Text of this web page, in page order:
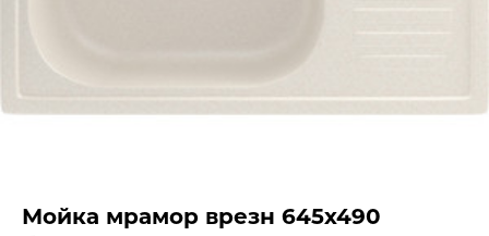
Мойка мрамор врезн 645х490